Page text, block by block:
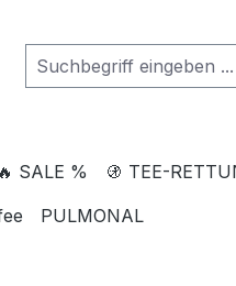
🔥 SALE % 🚯 TEE-
PULMONAL